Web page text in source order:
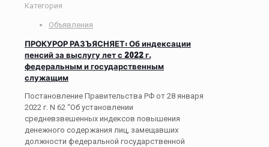
Категория
Объявления
ПРОКУРОР РАЗЪЯСНЯЕТ: Об индексации
пенсий за выслугу лет с 2022 г.
федеральным и государственным
служащим
Постановление Правительства РФ от 28 января
2022 г. N 62 “Об установлении
средневзвешенных индексов повышения
денежного содержания лиц, замещавших
должности федеральной государственной